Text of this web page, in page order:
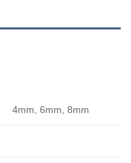
4mm, 6mm, 8mm